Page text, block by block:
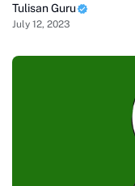
Tulisan Guru
July 12, 2023